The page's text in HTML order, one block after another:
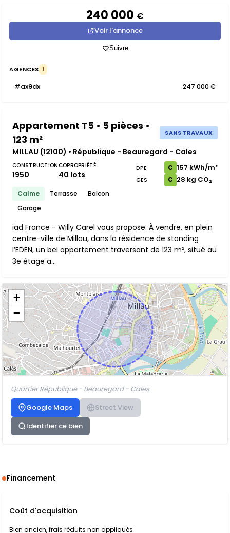
240 000 €
Voir l'annonce
Suivre
AGENCES 1
#ax9dx 247 000 €
Appartement T5 • 5 pièces •
123 m²
SANS TRAVAUX
MILLAU (12100) • République - Beauregard - Cales
CONSTRUCTION
1950
COPROPRIÉTÉ
40 lots
Calme Terrasse
Balcon
Garage
DPE C 157 kWh/m²
GES C 28 kg CO₂
iad France - Willy Carel vous propose: À vendre, en plein
centre-ville de Millau, dans la résidence de standing
l’EDEN, un bel appartement traversant de 123 m², situé au
3e étage a...
+
−
Quartier République - Beauregard - Cales
Google Maps
Street View
Identifier ce bien
Financement
Coût d'acquisition
Bien ancien, frais réduits non appliqués